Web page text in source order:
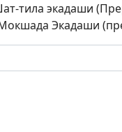
тила экадаши
Экадаши